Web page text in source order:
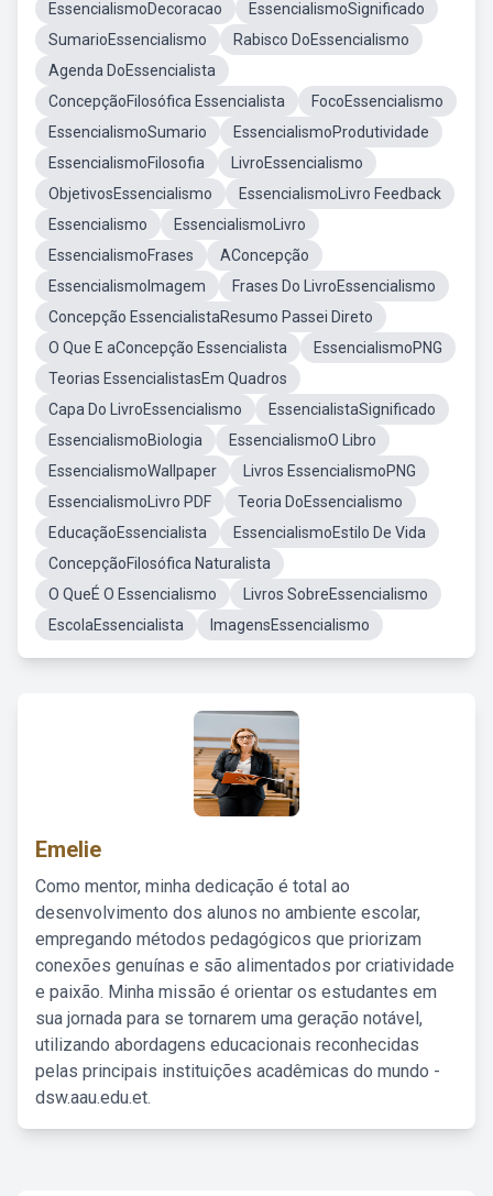
EssencialismoDecoracao
EssencialismoSignificado
SumarioEssencialismo
Rabisco DoEssencialismo
Agenda DoEssencialista
ConcepçãoFilosófica Essencialista
FocoEssencialismo
EssencialismoSumario
EssencialismoProdutividade
EssencialismoFilosofia
LivroEssencialismo
ObjetivosEssencialismo
EssencialismoLivro Feedback
Essencialismo
EssencialismoLivro
EssencialismoFrases
AConcepção
EssencialismoImagem
Frases Do LivroEssencialismo
Concepção EssencialistaResumo Passei Direto
O Que E aConcepção Essencialista
EssencialismoPNG
Teorias EssencialistasEm Quadros
Capa Do LivroEssencialismo
EssencialistaSignificado
EssencialismoBiologia
EssencialismoO Libro
EssencialismoWallpaper
Livros EssencialismoPNG
EssencialismoLivro PDF
Teoria DoEssencialismo
EducaçãoEssencialista
EssencialismoEstilo De Vida
ConcepçãoFilosófica Naturalista
O QueÉ O Essencialismo
Livros SobreEssencialismo
EscolaEssencialista
ImagensEssencialismo
Emelie
Como mentor, minha dedicação é total ao
desenvolvimento dos alunos no ambiente escolar,
empregando métodos pedagógicos que priorizam
conexões genuínas e são alimentados por criatividade
e paixão. Minha missão é orientar os estudantes em
sua jornada para se tornarem uma geração notável,
utilizando abordagens educacionais reconhecidas
pelas principais instituições acadêmicas do mundo -
dsw.aau.edu.et.